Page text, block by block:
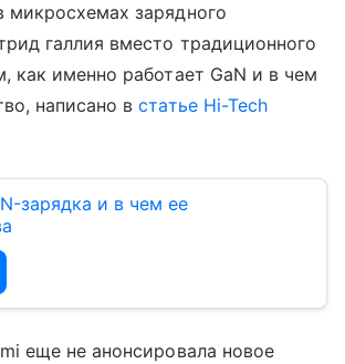
микросхемах зарядного
галлия вместо традиционного
как именно работает GaN и в чем
написано встатье Hi-Tech
зарядка и в чем ее
еще не анонсировала новое